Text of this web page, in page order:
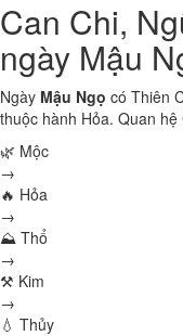
Can Chi,
ngày Mậu
Ngày Mậu Ngọ có Thiên
thuộc hành Hỏa. Quan hệ
🌿 Mộc
→
🔥 Hỏa
→
⛰ Thổ
→
⚒ Kim
→
💧 Thủy